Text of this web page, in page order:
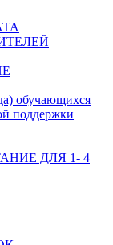
обучающихся
поддержки
ДЛЯ 1- 4